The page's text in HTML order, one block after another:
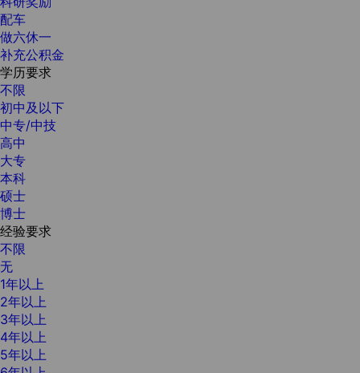
配车
做六休一
补充公积金
学历要求
不限
初中及以下
中专/中技
高中
大专
本科
硕士
博士
经验要求
不限
无
1年以上
2年以上
3年以上
4年以上
5年以上